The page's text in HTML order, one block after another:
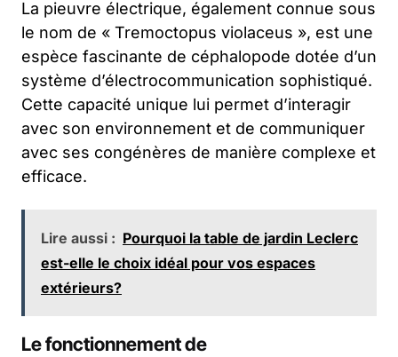
La pieuvre électrique, également connue sous
le nom de « Tremoctopus violaceus », est une
espèce fascinante de céphalopode dotée d’un
système d’électrocommunication sophistiqué.
Cette capacité unique lui permet d’interagir
avec son environnement et de communiquer
avec ses congénères de manière complexe et
efficace.
Lire aussi : Pourquoi la table de jardin Leclerc
est-elle le choix idéal pour vos espaces
extérieurs?
Le fonctionnement de